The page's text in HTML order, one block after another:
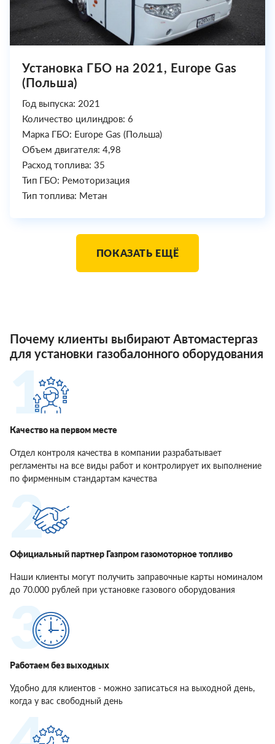
Установка ГБО на 2021, Europe Gas
(Польша)
Год выпуска: 2021
Количество цилиндров: 6
Марка ГБО: Europe Gas (Польша)
Объем двигателя: 4,98
Расход топлива: 35
Тип ГБО: Ремоторизация
Тип топлива: Метан
ПОКАЗАТЬ ЕЩЁ
Почему клиенты выбирают Автомастергаз
для установки газобалонного оборудования
Качество на первом месте
Отдел контроля качества в компании разрабатывает
регламенты на все виды работ и контролирует их выполнение
по фирменным стандартам качества
Официальный партнер Газпром газомоторное топливо
Наши клиенты могут получить заправочные карты номиналом
до 70.000 рублей при установке газового оборудования
Работаем без выходных
Удобно для клиентов - можно записаться на выходной день,
когда у вас свободный день